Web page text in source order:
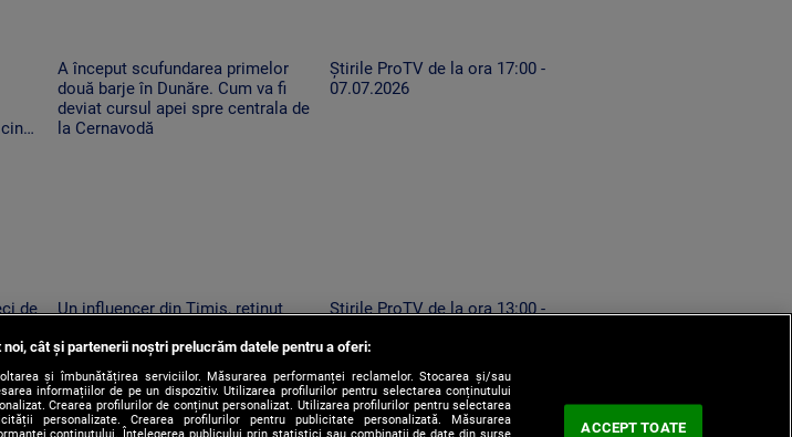
A început scufundarea primelor
două barje în Dunăre. Cum va fi
deviat cursul apei spre centrala de
la Cernavodă
Știrile ProTV de la ora 17:00 -
07.07.2026
de
Un influencer din Timiș, reținut
pe TikTok
Știrile ProTV de la ora 13:00 -
noi, cât și partenerii noștri prelucrăm datele pentru a oferi:
și îmbunătățirea serviciilor. Măsurarea performanței reclamelor. Stocarea și/sau
informațiilor de pe un dispozitiv. Utilizarea profilurilor pentru selectarea conținutului
Crearea profilurilor de conținut personalizat. Utilizarea profilurilor pentru selectarea
personalizate. Crearea profilurilor pentru publicitate personalizată. Măsurarea
ACCEPT TOATE